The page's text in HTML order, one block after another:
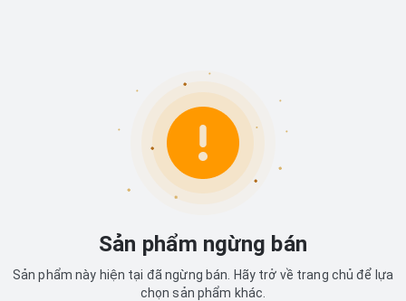
Sản phẩm ngừng bán
Sản phẩm này hiện tại đã ngừng bán. Hãy trở về trang chủ để lựa
chọn sản phẩm khác.